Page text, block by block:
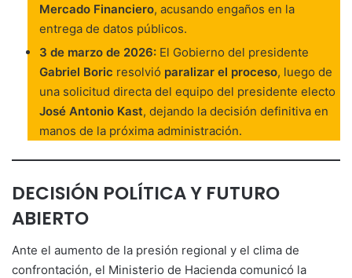
Mercado Financiero, acusando engaños en la
entrega de datos públicos.
3 de marzo de 2026: El Gobierno del presidente
Gabriel Boric resolvió paralizar el proceso, luego de
una solicitud directa del equipo del presidente electo
José Antonio Kast, dejando la decisión definitiva en
manos de la próxima administración.
DECISIÓN POLÍTICA Y FUTURO
ABIERTO
Ante el aumento de la presión regional y el clima de
confrontación, el Ministerio de Hacienda comunicó la